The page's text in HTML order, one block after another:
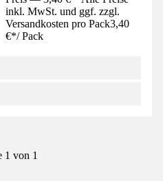
inkl. MwSt. und ggf. zzgl.
Versandkosten pro Pack3,40
€*/ Pack
1 von 1